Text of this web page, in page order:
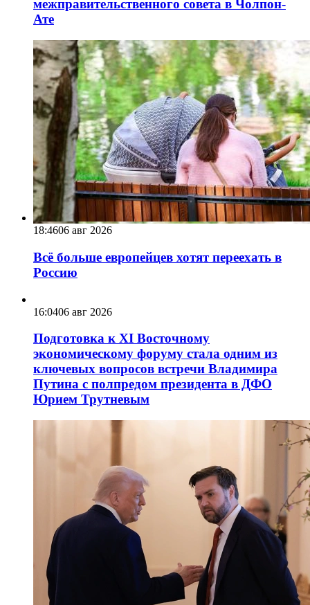
межправительственного совета в Чолпон-
Ате
18:4606 авг 2026
Всё больше европейцев хотят переехать в
Россию
16:0406 авг 2026
Подготовка к XI Восточному
экономическому форуму стала одним из
ключевых вопросов встречи Владимира
Путина с полпредом президента в ДФО
Юрием Трутневым